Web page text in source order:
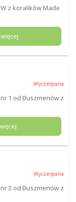
z koralików Made
Wyczerpana
1 od Buszmenów z
Wyczerpana
2 od Buszmenów z